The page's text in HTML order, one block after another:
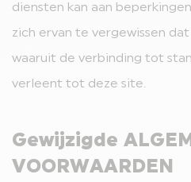
diensten kan aan
zich ervan te vergewissen
waaruit de verbinding tot
verleent tot deze site.
Gewijzigde
VOORWAARDEN